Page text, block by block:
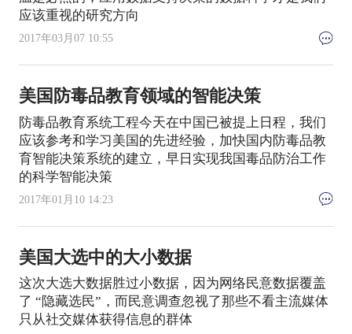
应该重视的研究方向
2017年03月07 10:55
美国防毒品教育领域的智能决策
防毒品教育系统工程今天在中国已被提上日程，我们
应该参考和学习美国的先进经验，加快国内防毒品教
育智能决策系统的建立，早日实现我国毒品防治工作
的科学智能决策
2017年01月10 14:23
美国大选中的大小数据
这次大选大数据胜过小数据，因为网络民意数据覆盖
了 “隐藏选民”，而民意调查忽视了那些不看主流媒体
只从社交媒体获得信息的群体